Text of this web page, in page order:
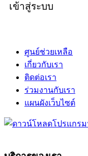
เข้าสู่ระบบ
ศูนย์ช่วยเหลือ
เกี่ยวกับเรา
ติดต่อเรา
ร่วมงานกับเรา
แผนผังเว็บไซต์